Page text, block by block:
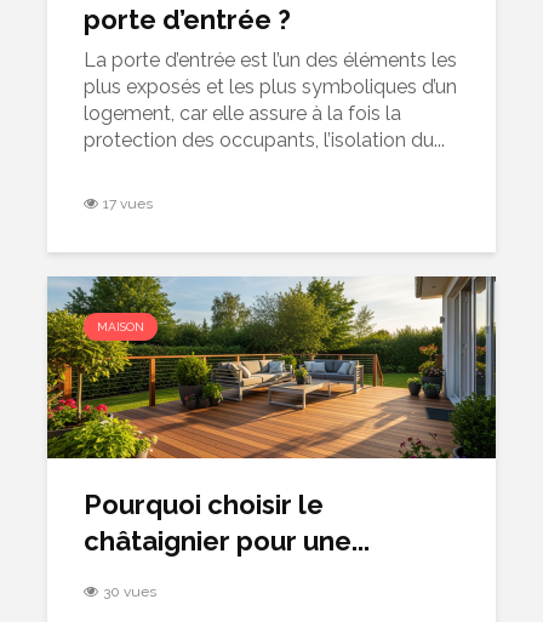
porte d’entrée ?
La porte d’entrée est l’un des éléments les
plus exposés et les plus symboliques d’un
logement, car elle assure à la fois la
protection des occupants, l’isolation du...
17 vues
MAISON
Pourquoi choisir le
châtaignier pour une...
30 vues